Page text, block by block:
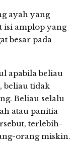
ayah yang
isi amplop yang
besar pada
apabila beliau
beliau tidak
Beliau selalu
atau panitia
terlebih-
orang miskin.